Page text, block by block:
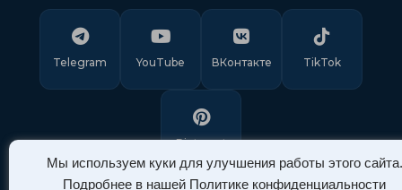
Мы используем куки для улучшения работы этого сайта.
Подробнее в нашей Политике конфиденциальности
Telegram YouTube ВКонтакте TikTok
Pinterest